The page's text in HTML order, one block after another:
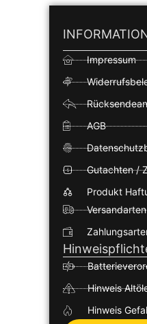
Impressum
AGB
Gutachten /
Produkt
Versandarten
Hinweis
Hinweis